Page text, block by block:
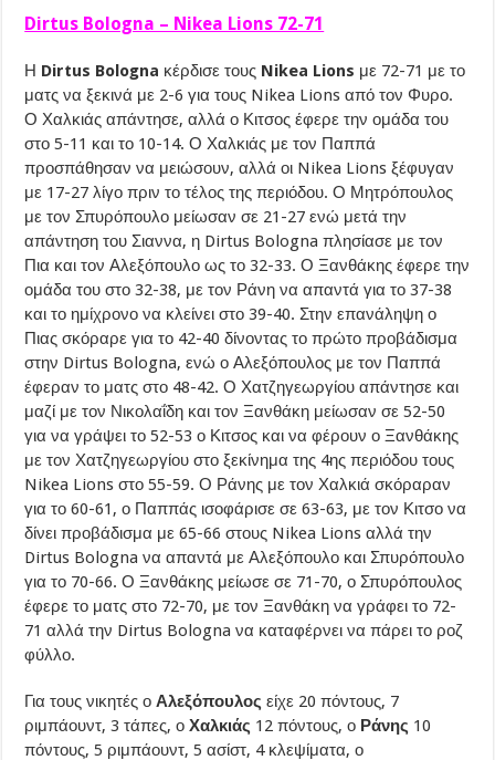
Dirtus Bologna – Nikea Lions 72-71
Η Dirtus Bologna κέρδισε τους Nikea Lions με 72-71 με το
ματς να ξεκινά με 2-6 για τους Nikea Lions από τον Φυρο.
Ο Χαλκιάς απάντησε, αλλά ο Κιτσος έφερε την ομάδα του
στο 5-11 και το 10-14. Ο Χαλκιάς με τον Παππά
προσπάθησαν να μειώσουν, αλλά οι Nikea Lions ξέφυγαν
με 17-27 λίγο πριν το τέλος της περιόδου. Ο Μητρόπουλος
με τον Σπυρόπουλο μείωσαν σε 21-27 ενώ μετά την
απάντηση του Σιαννα, η Dirtus Bologna πλησίασε με τον
Πια και τον Αλεξόπουλο ως το 32-33. Ο Ξανθάκης έφερε την
ομάδα του στο 32-38, με τον Ράνη να απαντά για το 37-38
και το ημίχρονο να κλείνει στο 39-40. Στην επανάληψη ο
Πιας σκόραρε για το 42-40 δίνοντας το πρώτο προβάδισμα
στην Dirtus Bologna, ενώ ο Αλεξόπουλος με τον Παππά
έφεραν το ματς στο 48-42. Ο Χατζηγεωργίου απάντησε και
μαζί με τον Νικολαΐδη και τον Ξανθάκη μείωσαν σε 52-50
για να γράψει το 52-53 ο Κιτσος και να φέρουν ο Ξανθάκης
με τον Χατζηγεωργίου στο ξεκίνημα της 4ης περιόδου τους
Nikea Lions στο 55-59. Ο Ράνης με τον Χαλκιά σκόραραν
για το 60-61, ο Παππάς ισοφάρισε σε 63-63, με τον Κιτσο να
δίνει προβάδισμα με 65-66 στους Nikea Lions αλλά την
Dirtus Bologna να απαντά με Αλεξόπουλο και Σπυρόπουλο
για το 70-66. Ο Ξανθάκης μείωσε σε 71-70, ο Σπυρόπουλος
έφερε το ματς στο 72-70, με τον Ξανθάκη να γράφει το 72-
71 αλλά την Dirtus Bologna να καταφέρνει να πάρει το ροζ
φύλλο.
Για τους νικητές οΑλεξόπουλοςείχε 20 πόντους, 7
ριμπάουντ, 3 τάπες, οΧαλκιάς 12 πόντους, ο Ράνης 10
πόντους, 5 ριμπάουντ, 5 ασίστ, 4 κλεψίματα, ο